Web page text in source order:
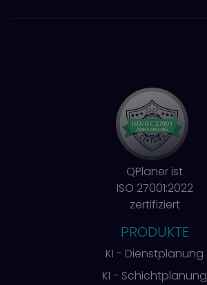
QPlaner ist
ISO 27001:2022
zertifiziert
PRODUKTE
KI - Dienstplanung
KI - Schichtplanung